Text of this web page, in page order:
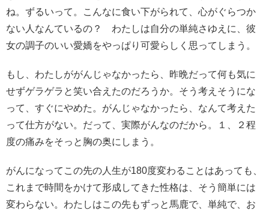
ね。ずるいって。こんなに食い下がられて、心がぐらつか
ない人なんているの？ わたしは自分の単純さゆえに、彼
女の調子のいい愛嬌をやっぱり可愛らしく思ってしまう。
もし、わたしががんじゃなかったら、昨晩だって何も気に
せずゲラゲラと笑い合えたのだろうか。そう考えそうにな
って、すぐにやめた。がんじゃなかったら、なんて考えた
って仕方がない。だって、実際がんなのだから。１、２程
度の痛みをそっと胸の奥にしまう。
がんになってこの先の人生が180度変わることはあっても、
これまで時間をかけて形成してきた性格は、そう簡単には
変わらない。わたしはこの先もずっと馬鹿で、単純で、お